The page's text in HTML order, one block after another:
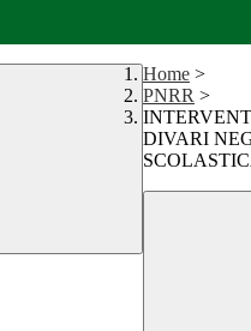
Home >
PNRR >
DIVARI